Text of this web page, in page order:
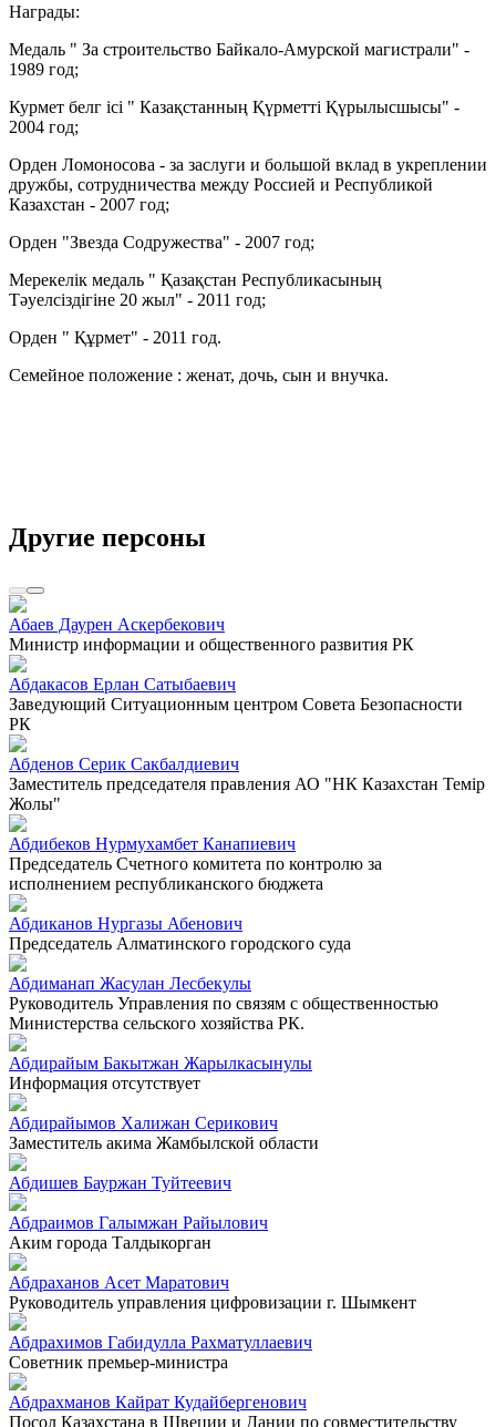
Награды:
Медаль " За строительство Байкало-Амурской магистрали" -
1989 год;
Курмет белг ici " Казақстанның Қүрметті Қүрылысшысы" -
2004 год;
Орден Ломоносова - за заслуги и большой вклад в укреплении
дружбы, сотрудничества между Россией и Республикой
Казахстан - 2007 год;
Орден "Звезда Содружества" - 2007 год;
Мерекелік медаль " Қазақстан Республикасының
Тәуелсіздігіне 20 жыл" - 2011 год;
Орден " Құрмет" - 2011 год.
Семейное положение : женат, дочь, сын и внучка.
Другие персоны
Абаев Даурен Аскербекович
Министр информации и общественного развития РК
Абдакасов Ерлан Сатыбаевич
Заведующий Ситуационным центром Совета Безопасности
РК
Абденов Серик Сакбалдиевич
Заместитель председателя правления АО "НК Казахстан Темiр
Жолы"
Абдибеков Нурмухамбет Канапиевич
Председатель Счетного комитета по контролю за
исполнением республиканского бюджета
Абдиканов Нургазы Абенович
Председатель Алматинского городского суда
Абдиманап Жасулан Лесбекулы
Руководитель Управления по связям с общественностью
Министерства сельского хозяйства РК.
Абдирайым Бакытжан Жарылкасынулы
Информация отсутствует
Абдирайымов Халижан Серикович
Заместитель акима Жамбылской области
Абдишев Бауржан Туйтеевич
Абдраимов Галымжан Райылович
Аким города Талдыкорган
Абдраханов Асет Маратович
Руководитель управления цифровизации г. Шымкент
Абдрахимов Габидулла Рахматуллаевич
Советник премьер-министра
Абдрахманов Кайрат Кудайбергенович
Посол Казахстана в Швеции и Дании по совместительству